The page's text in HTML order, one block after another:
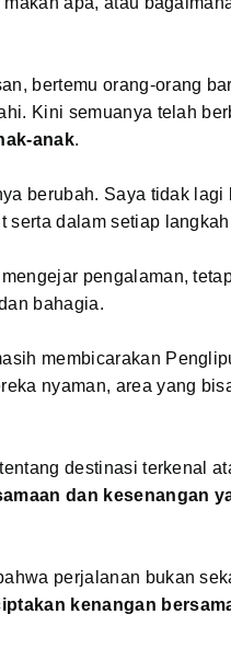
bertemu orang-orang
Kini semuanya telah
anak.
berubah. Saya tidak lagi
serta dalam setiap
pengalaman,
bahagia.
membicarakan
nyaman, area yang
destinasi terkenal
dan kesenangan
perjalanan bukan
kenangan